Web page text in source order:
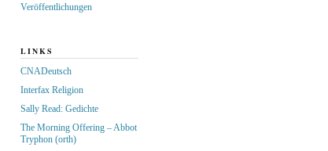
Veröffentlichungen
LINKS
CNADeutsch
Interfax Religion
Sally Read: Gedichte
The Morning Offering – Abbot
Tryphon (orth)